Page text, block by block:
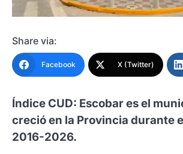
Share via:
Facebook X (Twitter)
Índice CUD: Escobar es el
creció en la Provincia durante
2016-2026.